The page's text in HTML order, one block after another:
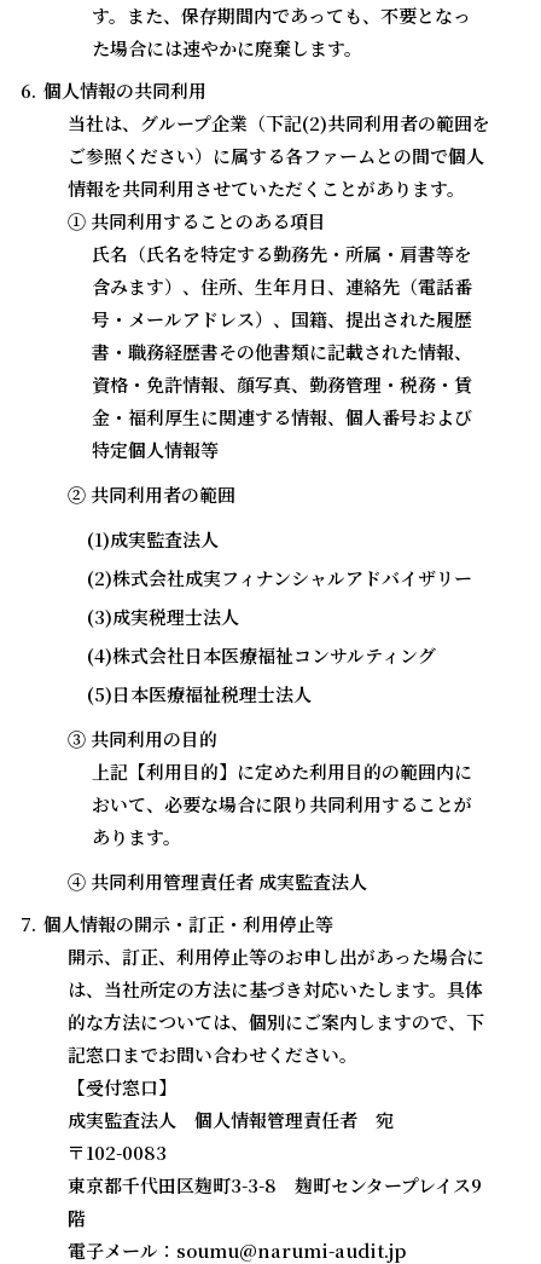
す。また、保存期間内であっても、不要となっ
た場合には速やかに廃棄します。
個人情報の共同利用
当社は、グループ企業（下記(2)共同利用者の範囲を
ご参照ください）に属する各ファームとの間で個人
情報を共同利用させていただくことがあります。
① 共同利用することのある項目
氏名（氏名を特定する勤務先・所属・肩書等を
含みます）、住所、生年月日、連絡先（電話番
号・メールアドレス）、国籍、提出された履歴
書・職務経歴書その他書類に記載された情報、
資格・免許情報、顔写真、勤務管理・税務・賃
金・福利厚生に関連する情報、個人番号および
特定個人情報等
② 共同利用者の範囲
(1)成実監査法人
(2)株式会社成実フィナンシャルアドバイザリー
(3)成実税理士法人
(4)株式会社日本医療福祉コンサルティング
(5)日本医療福祉税理士法人
③ 共同利用の目的
上記【利用目的】に定めた利用目的の範囲内に
おいて、必要な場合に限り共同利用することが
あります。
④ 共同利用管理責任者 成実監査法人
個人情報の開示・訂正・利用停止等
開示、訂正、利用停止等のお申し出があった場合に
は、当社所定の方法に基づき対応いたします。具体
的な方法については、個別にご案内しますので、下
記窓口までお問い合わせください。
【受付窓口】
成実監査法人 個人情報管理責任者 宛
〒102-0083
東京都千代田区麹町3-3-8 麹町センタープレイス9
階
電子メール：soumu@narumi-audit.jp